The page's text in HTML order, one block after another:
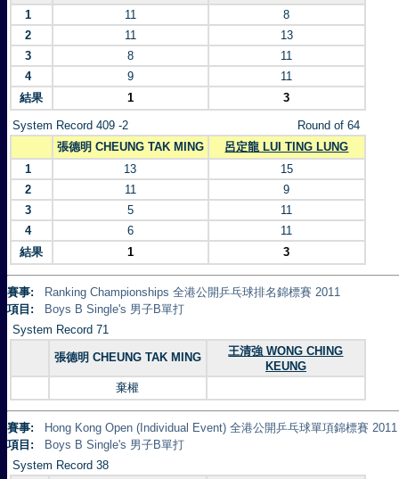
1
11
8
2
11
13
3
8
11
4
9
11
結果
1 3
System Record 409 -2
Round of 64
張德明 CHEUNG TAK MING
呂定龍 LUI TING LUNG
1
13
15
2
11
9
3
5
11
4
6
11
結果
1 3
賽事:
Ranking Championships 全港公開乒乓球排名錦標賽 2011
項目:
Boys B Single's 男子B單打
System Record 71
張德明 CHEUNG TAK MING
王清強 WONG CHING
KEUNG
棄權
賽事:
Hong Kong Open (Individual Event) 全港公開乒乓球單項錦標賽 2011
項目:
Boys B Single's 男子B單打
System Record 38